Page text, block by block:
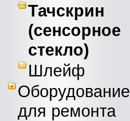
Тачскрин
(сенсорное
стекло)
Шлейф
Оборудование
для ремонта